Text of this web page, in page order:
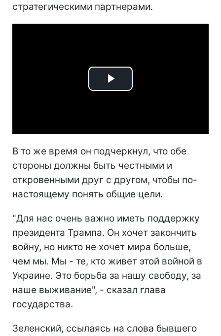
стратегическими партнерами.
Play
В то же время он подчеркнул, что обе
стороны должны быть честными и
откровенными друг с другом, чтобы по-
настоящему понять общие цели.
"Для нас очень важно иметь поддержку
президента Трампа. Он хочет закончить
войну, но никто не хочет мира больше,
чем мы. Мы - те, кто живет этой войной в
Украине. Это борьба за нашу свободу, за
наше выживание", - сказал глава
государства.
Зеленский, ссылаясь на слова бывшего